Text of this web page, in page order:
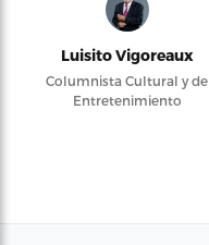
Luisito Vigoreaux
Columnista Cultural y de
Entretenimiento